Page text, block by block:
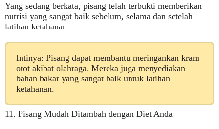
Yang sedang berkata, pisang telah terbukti memberikan
nutrisi yang sangat baik sebelum, selama dan setelah
latihan ketahanan
Intinya: Pisang dapat membantu meringankan kram
otot akibat olahraga. Mereka juga menyediakan
bahan bakar yang sangat baik untuk latihan
ketahanan.
11. Pisang Mudah Ditambah dengan Diet Anda